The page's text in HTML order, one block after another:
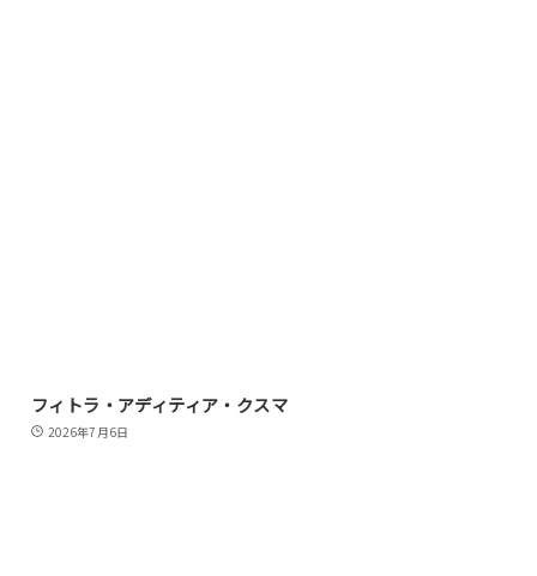
フィトラ・アディティア・クスマ
2026年7月6日